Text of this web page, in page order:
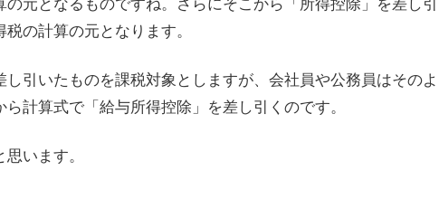
元となるものですね。さらにそこから「所得控除」を差し引
の計算の元となります。
引いたものを課税対象としますが、会社員や公務員はそのよ
計算式で「給与所得控除」を差し引くのです。
います。